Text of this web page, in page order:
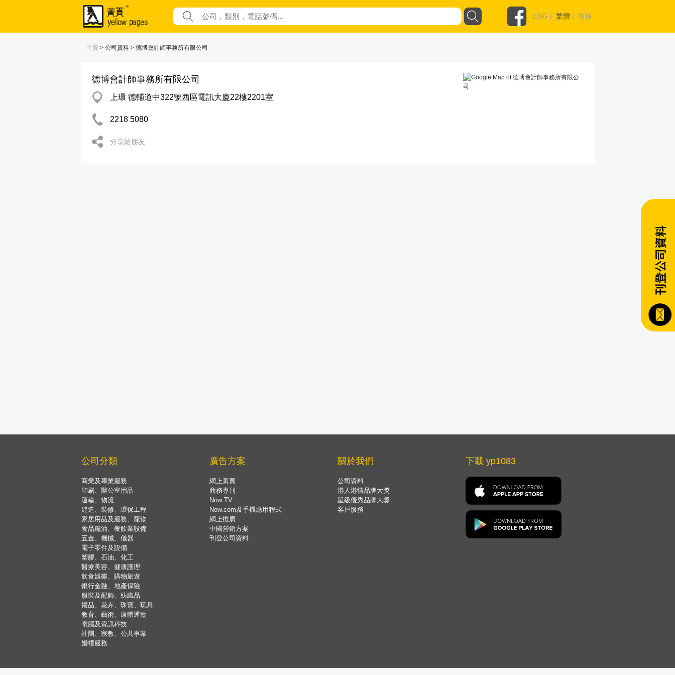
ENG | 繁體 | 简体
主頁 > 公司資料 > 德博會計師事務所有限公司
德博會計師事務所有限公司
上環 德輔道中322號西區電訊大廈22樓2201室
2218 5080
分享給朋友
公司分類
商業及專業服務
印刷、辦公室用品
運輸、物流
建造、裝修、環保工程
家居用品及服務、寵物
食品糧油、餐飲業設備
五金、機械、儀器
電子零件及設備
塑膠、石油、化工
醫療美容、健康護理
飲食娛樂、購物旅遊
銀行金融、地產保險
服裝及配飾、紡織品
禮品、花卉、珠寶、玩具
教育、藝術、康體運動
電腦及資訊科技
社團、宗教、公共事業
婚禮服務
廣告方案
網上黃頁
商務專刊
Now TV
Now.com及手機應用程式
網上推廣
中國營銷方案
刊登公司資料
關於我們
公司資料
港人港情品牌大獎
星級優秀品牌大獎
客戶服務
下載 yp1083